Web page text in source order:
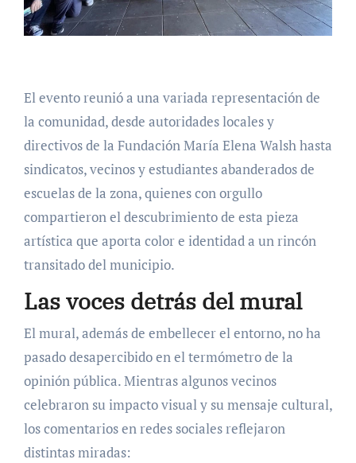
El evento reunió a una variada representación de
la comunidad, desde autoridades locales y
directivos de la Fundación María Elena Walsh hasta
sindicatos, vecinos y estudiantes abanderados de
escuelas de la zona, quienes con orgullo
compartieron el descubrimiento de esta pieza
artística que aporta color e identidad a un rincón
transitado del municipio.
Las voces detrás del mural
El mural, además de embellecer el entorno, no ha
pasado desapercibido en el termómetro de la
opinión pública. Mientras algunos vecinos
celebraron su impacto visual y su mensaje cultural,
los comentarios en redes sociales reflejaron
distintas miradas: